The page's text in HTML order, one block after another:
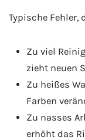
Typische Fehler,
Zu viel
zieht neuen
Zu heißes
Farben
Zu nasses
erhöht das